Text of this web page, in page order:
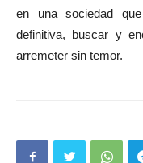
en una sociedad
definitiva, buscar y
arremeter sin temor.